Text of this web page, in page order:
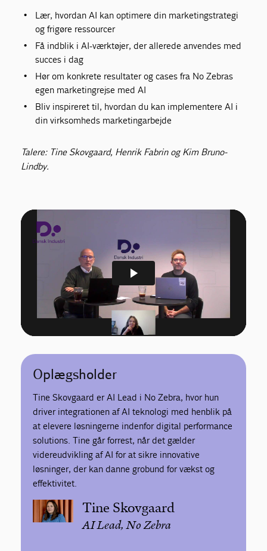
Lær, hvordan AI kan optimere din marketingstrategi
og frigøre ressourcer
Få indblik i AI-værktøjer, der allerede anvendes med
succes i dag
Hør om konkrete resultater og cases fra No Zebras
egen marketingrejse med AI
Bliv inspireret til, hvordan du kan implementere AI i
din virksomheds marketingarbejde
Talere: Tine Skovgaard, Henrik Fabrin og Kim Bruno-
Lindby.
Oplægsholder
Tine Skovgaard er AI Lead i No Zebra, hvor hun
driver integrationen af AI teknologi med henblik på
at elevere løsningerne indenfor digital performance
solutions. Tine går forrest, når det gælder
videreudvikling af AI for at sikre innovative
løsninger, der kan danne grobund for vækst og
effektivitet.
Tine Skovgaard
AI Lead, No Zebra